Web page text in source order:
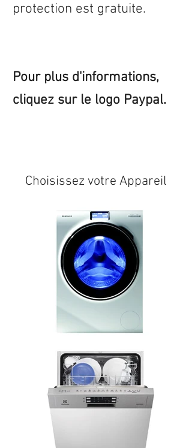
protection est gratuite.
Pour plus d'informations,
cliquez sur le logo Paypal.
Choisissez votre Appareil